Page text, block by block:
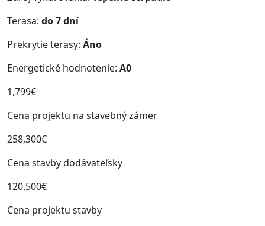
Terasa: do 7 dní
Prekrytie terasy: Áno
Energetické hodnotenie: A0
1,799€
Cena projektu na stavebný zámer
258,300€
Cena stavby dodávateľsky
120,500€
Cena projektu stavby